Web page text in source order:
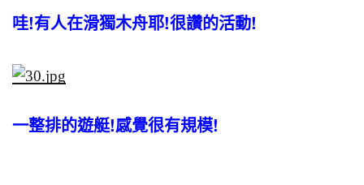
哇!有人在滑獨木舟耶!很讚的活動!
一整排的遊艇!感覺很有規模!